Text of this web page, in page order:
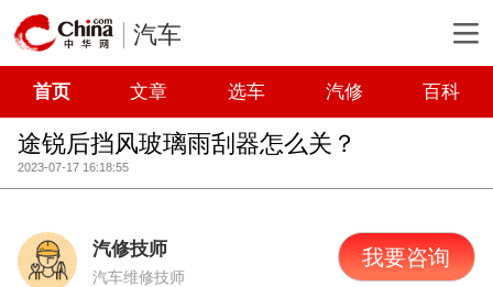
汽车
首页 文章 选车 汽修 百科
途锐后挡风玻璃雨刮器怎么关？
2023-07-17 16:18:55
汽修技师
汽车维修技师
我要咨询